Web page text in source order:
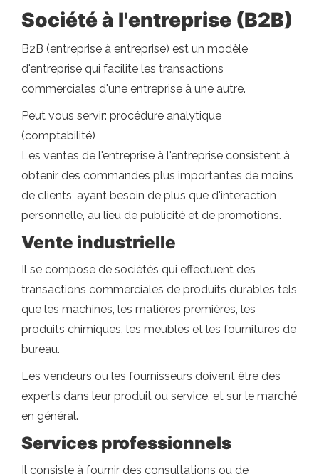
Société à l'entreprise (B2B)
B2B (entreprise à entreprise) est un modèle
d'entreprise qui facilite les transactions
commerciales d'une entreprise à une autre.
Peut vous servir: procédure analytique
(comptabilité)
Les ventes de l'entreprise à l'entreprise consistent à
obtenir des commandes plus importantes de moins
de clients, ayant besoin de plus que d'interaction
personnelle, au lieu de publicité et de promotions.
Vente industrielle
Il se compose de sociétés qui effectuent des
transactions commerciales de produits durables tels
que les machines, les matières premières, les
produits chimiques, les meubles et les fournitures de
bureau.
Les vendeurs ou les fournisseurs doivent être des
experts dans leur produit ou service, et sur le marché
en général.
Services professionnels
Il consiste à fournir des consultations ou de